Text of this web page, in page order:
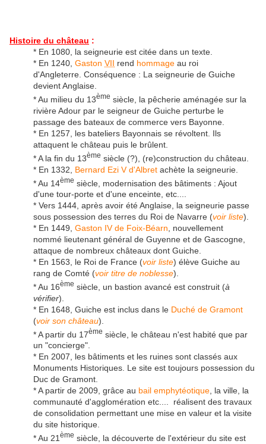
Histoire du château :
* En 1080, la seigneurie est citée dans un texte.
* En 1240, Gaston VII rend hommage au roi
d'Angleterre. Conséquence : La seigneurie de Guiche
devient Anglaise.
* Au milieu du 13ème siècle, la pêcherie aménagée sur la
rivière Adour par le seigneur de Guiche perturbe le
passage des bateaux de commerce vers Bayonne.
* En 1257, les bateliers Bayonnais se révoltent. Ils
attaquent le château puis le brûlent.
* A la fin du 13ème siècle (?), (re)construction du château.
* En 1332, Bernard Ezi V d'Albret achète la seigneurie.
* Au 14ème siècle, modernisation des bâtiments : Ajout
d'une tour-porte et d'une enceinte, etc....
* Vers 1444, après avoir été Anglaise, la seigneurie passe
sous possession des terres du Roi de Navarre (voir liste).
* En 1449, Gaston IV de Foix-Béarn , nouvellement
nommé lieutenant général de Guyenne et de Gascogne,
attaque de nombreux châteaux dont Guiche.
* En 1563, le Roi de France (voir liste) élève Guiche au
rang de Comté (voir titre de noblesse).
* Au 16ème siècle, un bastion avancé est construit (à
vérifier).
* En 1648, Guiche est inclus dans le Duché de Gramont
(voir son château).
* A partir du 17ème siècle, le château n'est habité que par
un "concierge".
* En 2007, les bâtiments et les ruines sont classés aux
Monuments Historiques. Le site est toujours possession du
Duc de Gramont.
* A partir de 2009, grâce au bail emphytéotique, la ville, la
communauté d'agglomération etc.... réalisent des travaux
de consolidation permettant une mise en valeur et la visite
du site historique.
* Au 21 ème siècle, la découverte de l'extérieur du site est